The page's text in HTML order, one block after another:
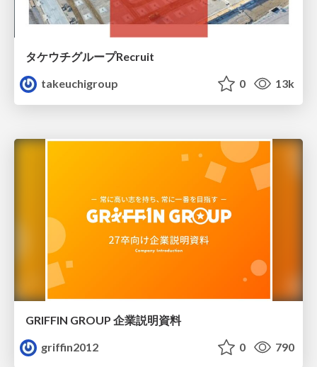
タケウチグループRecruit
takeuchigroup
0 13k
GRIFFIN GROUP 企業説明資料
griffin2012
0 790